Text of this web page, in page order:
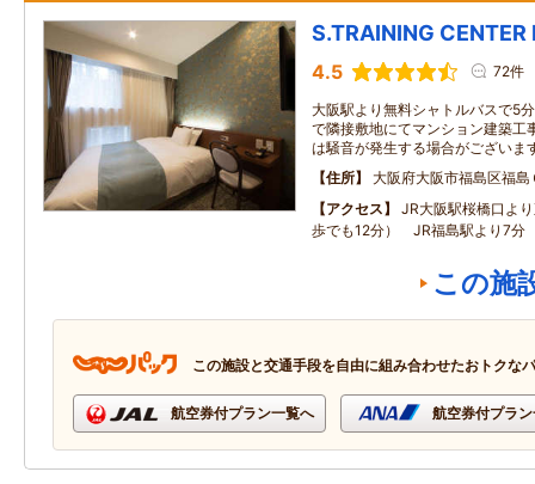
S.TRAINING CENTER
4.5 72件
大阪駅より無料シャトルバスで5
で隣接敷地にてマンション建築工
は騒音が発生する場合がございま
住所
大阪府大阪市福島区福島
アクセス
JR大阪駅桜橋口よ
歩でも12分） JR福島駅より7
この施
この施設と交通手段を自由に組み合わせたおトクな
航空券付プラン一覧へ 航空券付プラ